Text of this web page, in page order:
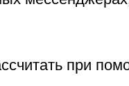
при